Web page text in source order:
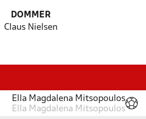
DOMMER
Claus Nielsen
Ella Magdalena Mitsopoulos
Ella Magdalena Mitsopoulos